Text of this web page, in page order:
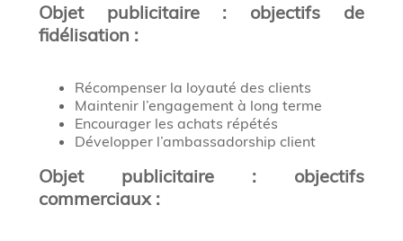
Objet publicitaire : objectifs de
fidélisation :
Récompenser la loyauté des clients
Maintenir l’engagement à long terme
Encourager les achats répétés
Développer l’ambassadorship client
Objet publicitaire : objectifs
commerciaux :